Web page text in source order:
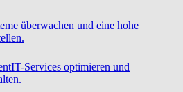
überwachen und eine hohe
IT-Services optimieren und